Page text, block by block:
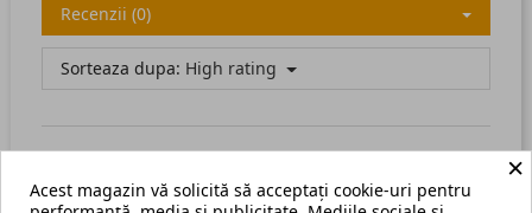
Recenzii (0)
Sorteaza dupa: High rating
There are no available reviews.Scrie recenzia ta.
×
Acest magazin vă solicită să acceptați cookie-uri pentru